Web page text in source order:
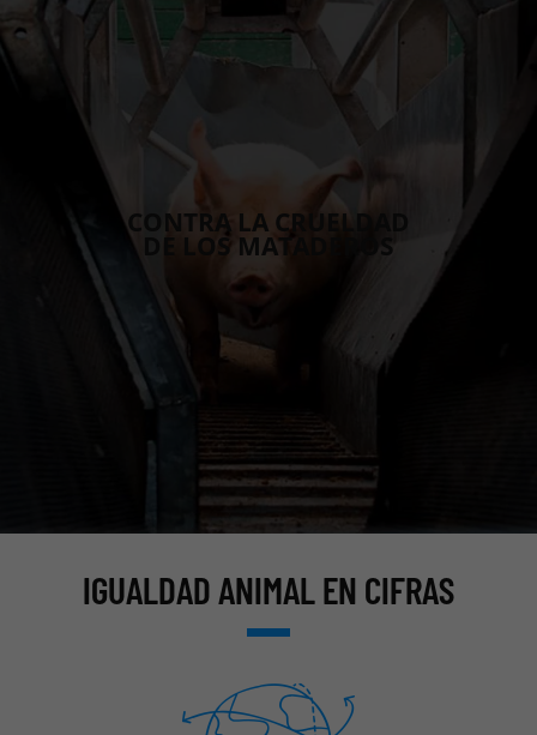
CONTRA LA CRUELDAD
DE LOS MATADEROS
IGUALDAD ANIMAL EN CIFRAS